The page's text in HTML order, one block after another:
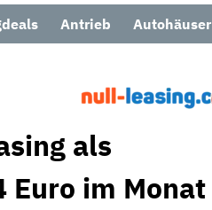
Antrieb Autohäuser
als
im Monat